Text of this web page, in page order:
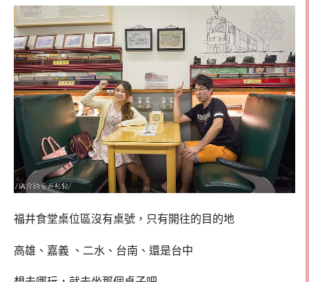
福井食堂桌位區沒有桌號，只有開往的目的地
高雄、嘉義 、二水、台南、還是台中